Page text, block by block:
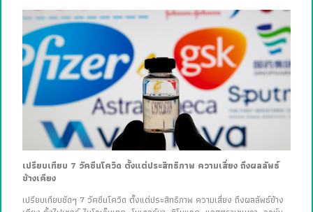
เปรียบเทียบ 7 วัคซีนโควิด ตั้งแต่ประสิทธิภาพ ความเสี่ยง ถึงผลลัพธ์
ข้างเคียง
เปรียบเทียบชัดๆ 7 วัคซีนโควิด ตั้งแต่ประสิทธิภาพ ความเสี่ยง ถึงผลลัพธ์ข้าง